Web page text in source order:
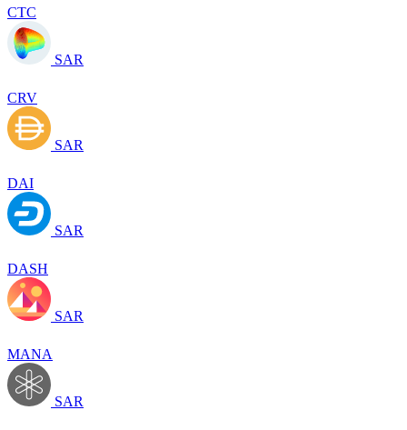
CTC
SAR
CRV
SAR
DAI
SAR
DASH
SAR
MANA
SAR